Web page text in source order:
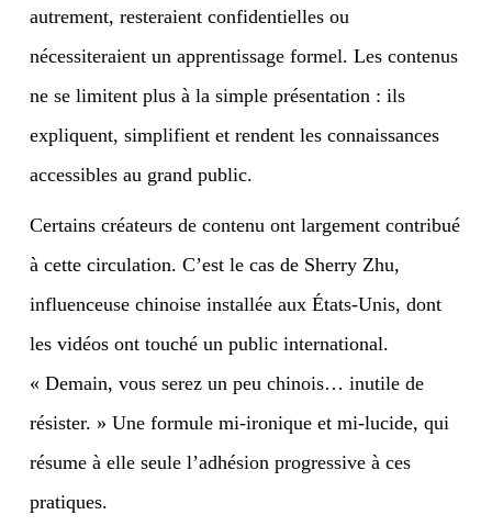
autrement, resteraient confidentielles ou
nécessiteraient un apprentissage formel. Les contenus
ne se limitent plus à la simple présentation : ils
expliquent, simplifient et rendent les connaissances
accessibles au grand public.
Certains créateurs de contenu ont largement contribué
à cette circulation. C’est le cas de Sherry Zhu,
influenceuse chinoise installée aux États-Unis, dont
les vidéos ont touché un public international.
« Demain, vous serez un peu chinois… inutile de
résister. » Une formule mi-ironique et mi-lucide, qui
résume à elle seule l’adhésion progressive à ces
pratiques.